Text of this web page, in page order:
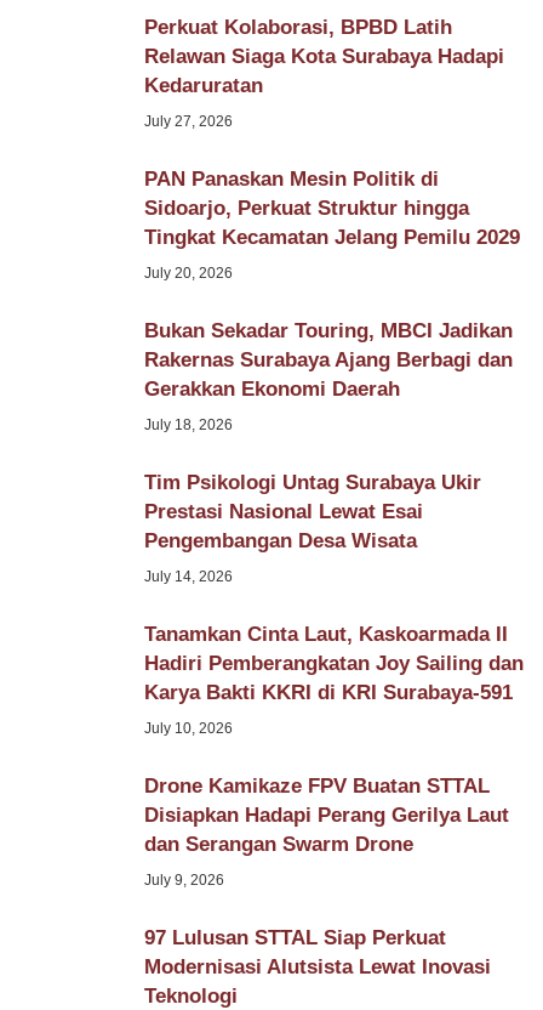
Perkuat Kolaborasi, BPBD Latih
Relawan Siaga Kota Surabaya Hadapi
Kedaruratan
July 27, 2026
PAN Panaskan Mesin Politik di
Sidoarjo, Perkuat Struktur hingga
Tingkat Kecamatan Jelang Pemilu 2029
July 20, 2026
Bukan Sekadar Touring, MBCI Jadikan
Rakernas Surabaya Ajang Berbagi dan
Gerakkan Ekonomi Daerah
July 18, 2026
Tim Psikologi Untag Surabaya Ukir
Prestasi Nasional Lewat Esai
Pengembangan Desa Wisata
July 14, 2026
Tanamkan Cinta Laut, Kaskoarmada II
Hadiri Pemberangkatan Joy Sailing dan
Karya Bakti KKRI di KRI Surabaya-591
July 10, 2026
Drone Kamikaze FPV Buatan STTAL
Disiapkan Hadapi Perang Gerilya Laut
dan Serangan Swarm Drone
July 9, 2026
97 Lulusan STTAL Siap Perkuat
Modernisasi Alutsista Lewat Inovasi
Teknologi